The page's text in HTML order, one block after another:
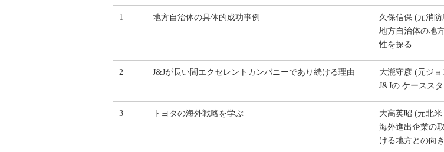
1 地方自治体の具体的成功事例
久保信保 (元消防
地方自治体の地
性を探る
2 J&Jが長い間エクセレントカンパニーであり続ける理由
大瀧守彦 (元ジ
J&Jの ケースス
3 トヨタの海外戦略を学ぶ
大高英昭 (元北
海外進出企業の
ける地方との向